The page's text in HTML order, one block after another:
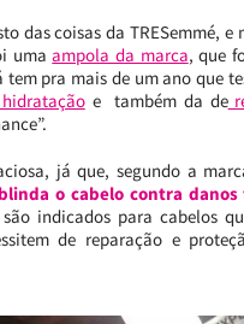
das coisas da TRESemmé, e
umaampola da marca, que
tem pra mais de um ano que
e também da de
já que, segundo a
o cabelo contra
indicados para cabelos
de reparação e